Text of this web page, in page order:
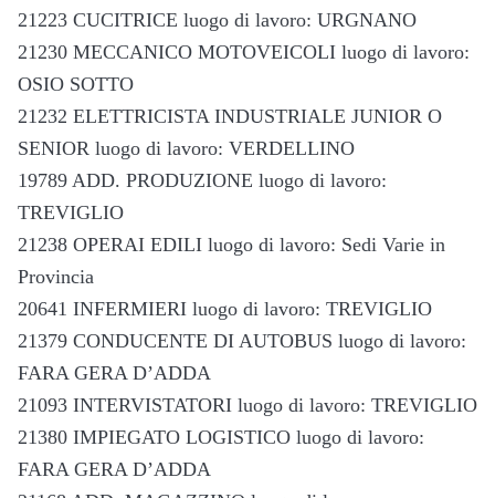
21223 CUCITRICE luogo di lavoro: URGNANO
21230 MECCANICO MOTOVEICOLI luogo di lavoro:
OSIO SOTTO
21232 ELETTRICISTA INDUSTRIALE JUNIOR O
SENIOR luogo di lavoro: VERDELLINO
19789 ADD. PRODUZIONE luogo di lavoro:
TREVIGLIO
21238 OPERAI EDILI luogo di lavoro: Sedi Varie in
Provincia
20641 INFERMIERI luogo di lavoro: TREVIGLIO
21379 CONDUCENTE DI AUTOBUS luogo di lavoro:
FARA GERA D’ADDA
21093 INTERVISTATORI luogo di lavoro: TREVIGLIO
21380 IMPIEGATO LOGISTICO luogo di lavoro:
FARA GERA D’ADDA